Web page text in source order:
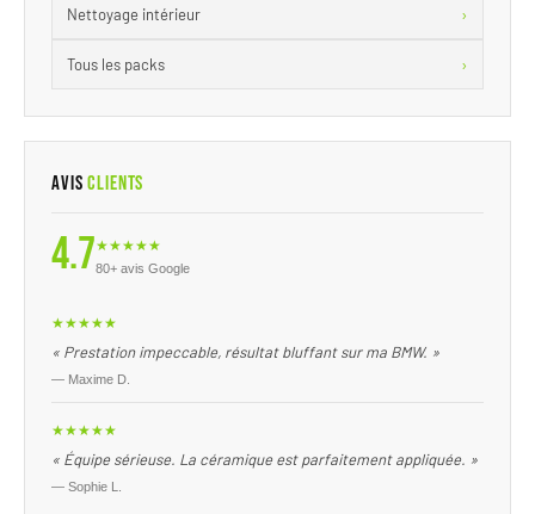
Nettoyage intérieur ›
Tous les packs ›
AvisClients
4.7★★★★★
80+ avis Google
★★★★★
« Prestation impeccable, résultat bluffant sur ma BMW. »
— Maxime D.
★★★★★
« Équipe sérieuse. La céramique est parfaitement appliquée. »
— Sophie L.